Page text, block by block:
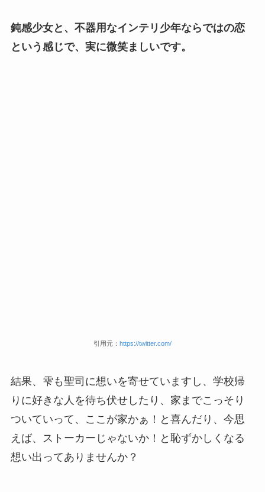
鈍感少女と、不器用なインテリ少年ならではの恋
という感じで、実に微笑ましいです。
引用元： https://twitter.com/
結果、雫も聖司に想いを寄せていますし、学校帰
りに好きな人を待ち伏せしたり、家までこっそり
ついていって、ここが家かぁ！と喜んだり、今思
えば、ストーカーじゃないか！と恥ずかしくなる
想い出ってありませんか？